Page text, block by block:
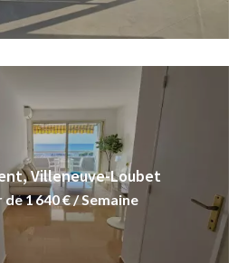
Villeneuve-Loubet
1 640 € / Semaine